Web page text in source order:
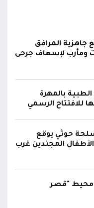
نفذنا عملاً
الإرهابية وعتادها
الحديدة
استمرار انعقاده
الميدانية والأمنية
بصورة عاجلة ومستمرة
للتصعيد الحوثي
مختلف المستويات
جاهزية المرافق
ومأرب لإسعاف جرحى
بالمهرة
للافتتاح الرسمي
حوثي يوقع
المجندين غرب
محيط "قصر